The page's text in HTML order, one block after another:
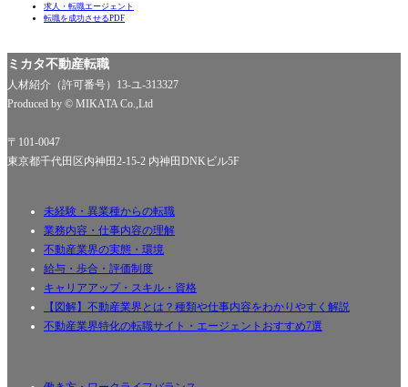
求人・転職エージェント
転職を成功させるPDF
ミカタ不動産転職
人材紹介（許可番号）13-ユ-313327
Produced by © MIKATA Co.,Ltd
〒101-0047
東京都千代田区内神田2-15-2 内神田DNKビル5F
未経験・異業種からの転職
業務内容・仕事内容の理解
不動産業界の実態・環境
給与・歩合・評価制度
キャリアアップ・スキル・資格
【図解】不動産業界とは？種類や仕事内容をわかりやすく解説
不動産業界特化の転職サイト・エージェントおすすめ7選